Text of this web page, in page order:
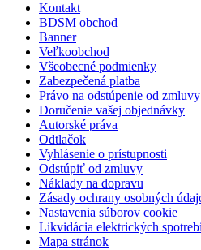
Kontakt
BDSM obchod
Banner
Veľkoobchod
Všeobecné podmienky
Zabezpečená platba
Právo na odstúpenie od zmluvy
Doručenie vašej objednávky
Autorské práva
Odtlačok
Vyhlásenie o prístupnosti
Odstúpiť od zmluvy
Náklady na dopravu
Zásady ochrany osobných
Nastavenia súborov cookie
Likvidácia elektrických
Mapa stránok